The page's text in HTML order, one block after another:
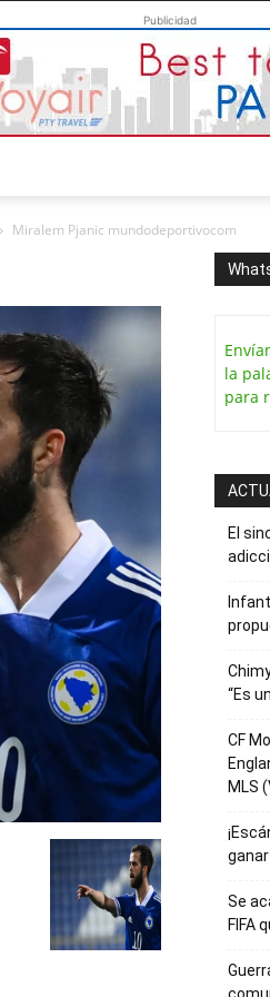
Publicidad
Miralem Pjanic mundodeportivocom
la
para
El
“Es
CF
MLS
Se
FIFA